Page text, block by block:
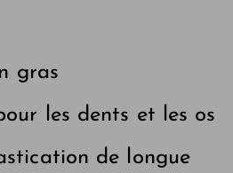
gras
les dents et les os
de longue